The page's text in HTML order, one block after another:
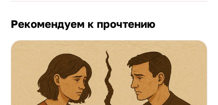
Рекомендуем к прочтению